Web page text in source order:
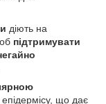
діють на
підтримувати
що дає